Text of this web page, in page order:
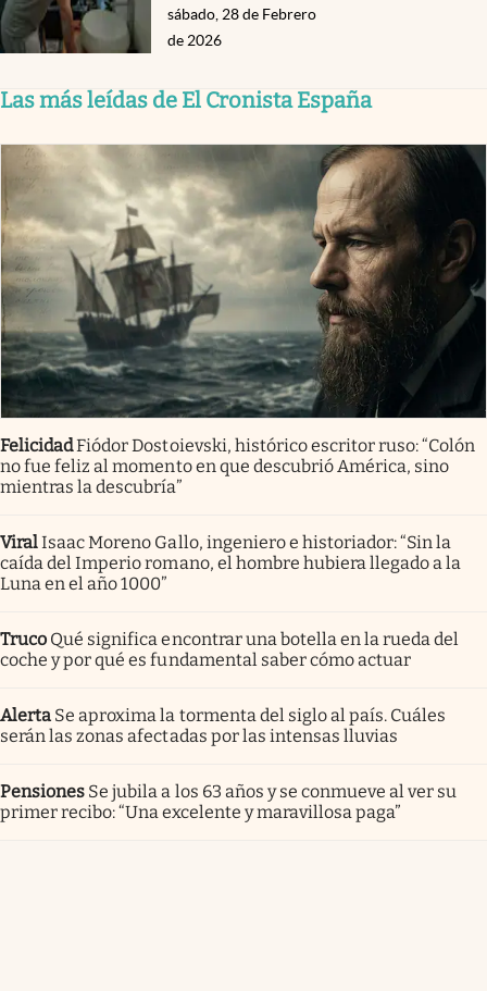
sábado, 28 de Febrero
de 2026
Las más leídas de El Cronista España
FelicidadFiódor Dostoievski, histórico escritor ruso: “Colón
no fue feliz al momento en que descubrió América, sino
mientras la descubría”
ViralIsaac Moreno Gallo, ingeniero e historiador: “Sin la
caída del Imperio romano, el hombre hubiera llegado a la
Luna en el año 1000”
Truco Qué significa encontrar una botella en la rueda del
coche y por qué es fundamental saber cómo actuar
Alerta Se aproxima la tormenta del siglo al país. Cuáles
serán las zonas afectadas por las intensas lluvias
Pensiones Se jubila a los 63 años y se conmueve al ver su
primer recibo: “Una excelente y maravillosa paga”